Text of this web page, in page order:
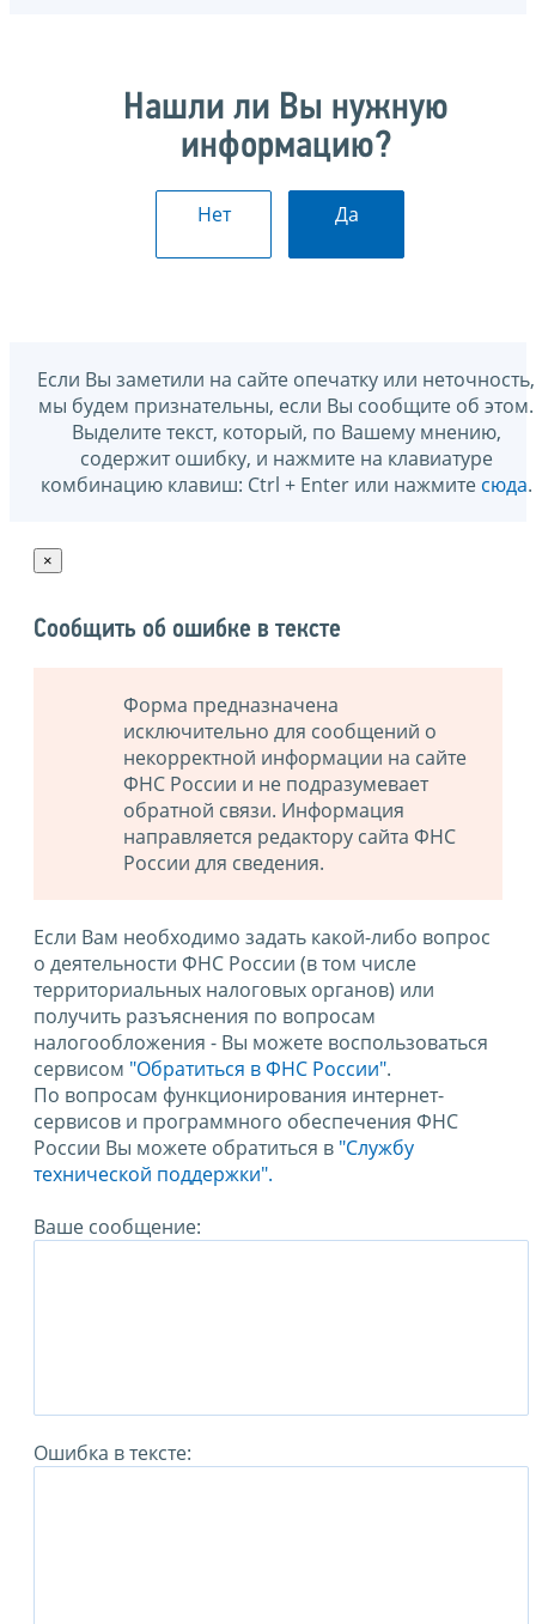
Нашли ли Вы нужную
информацию?
Нет Да
Если Вы заметили на сайте опечатку или неточность,
мы будем признательны, если Вы сообщите об этом.
Выделите текст, который, по Вашему мнению,
содержит ошибку, и нажмите на клавиатуре
комбинацию клавиш: Ctrl + Enter или нажмите сюда.
×
Сообщить об ошибке в тексте
Форма предназначена
исключительно для сообщений о
некорректной информации на сайте
ФНС России и не подразумевает
обратной связи. Информация
направляется редактору сайта ФНС
России для сведения.
Если Вам необходимо задать какой-либо вопрос
о деятельности ФНС России (в том числе
территориальных налоговых органов) или
получить разъяснения по вопросам
налогообложения - Вы можете воспользоваться
сервисом "Обратиться в ФНС России".
По вопросам функционирования интернет-
сервисов и программного обеспечения ФНС
России Вы можете обратиться в "Службу
технической поддержки".
Ваше сообщение:
Ошибка в тексте: